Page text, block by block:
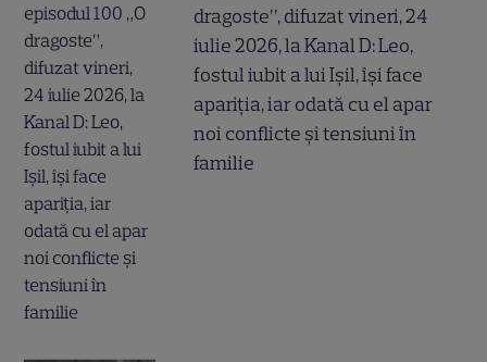
dragoste”, difuzat vineri, 24
iulie 2026, la Kanal D: Leo,
fostul iubit a lui Ișil, își face
apariția, iar odată cu el apar
noi conflicte și tensiuni în
familie